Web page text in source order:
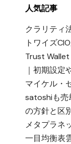
人気記事
クラリティ
トワイズ
Trust
｜初期設定
マイケル・
satoshiも売
の方針と区
メタプラネ
一目均衡表